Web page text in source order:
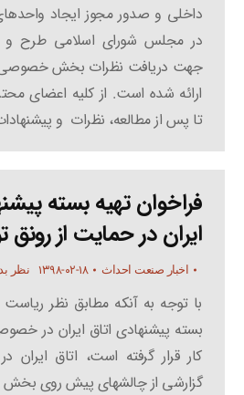
داخلی و صدور مجوز ایجاد
در مجلس شورای اسلامی طرح و
جهت دریافت نظرات بخش خصوصی
ارائه شده است. از کلیه اعضای
تا پس از مطالعه، نظرات و
فراخوان تهیه بسته
ایران در حمایت از رونق
اخبار صنعت احداث ۱۳۹۸-۰۲-۱۸ نظر
با توجه به آنکه مطابق نظر ریاست
بسته پیشنهادی اتاق ایران در
کار قرار گرفته است، اتاق ایران
گزارشی از چالشهای پیش روی بخش